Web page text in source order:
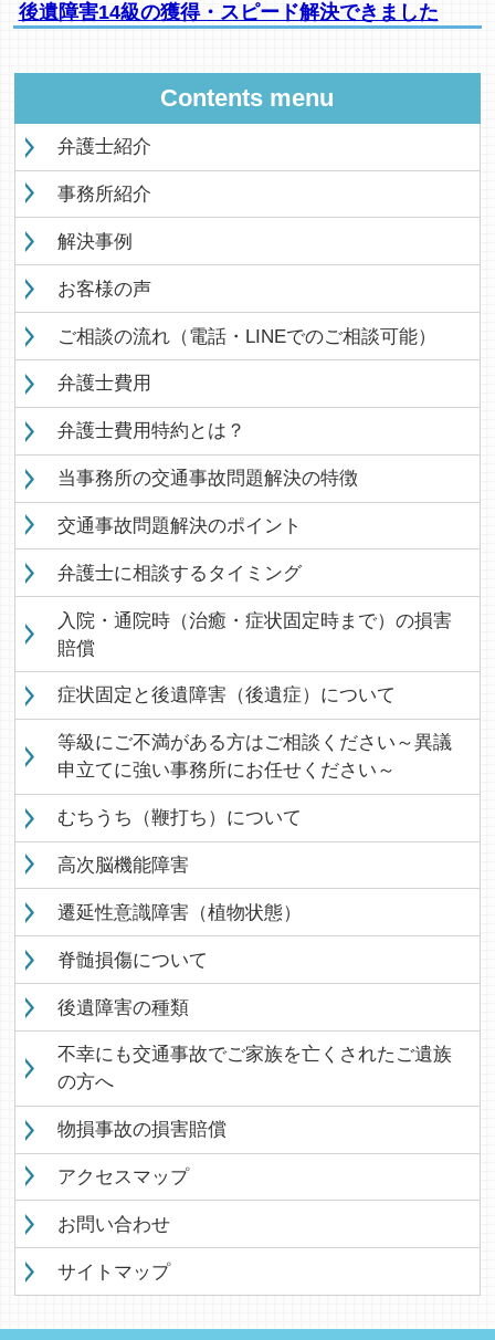
後遺障害14級の獲得・スピード解決できました
Contents menu
弁護士紹介
事務所紹介
解決事例
お客様の声
ご相談の流れ（電話・LINEでのご相談可能）
弁護士費用
弁護士費用特約とは？
当事務所の交通事故問題解決の特徴
交通事故問題解決のポイント
弁護士に相談するタイミング
入院・通院時（治癒・症状固定時まで）の損害
賠償
症状固定と後遺障害（後遺症）について
等級にご不満がある方はご相談ください～異議
申立てに強い事務所にお任せください～
むちうち（鞭打ち）について
高次脳機能障害
遷延性意識障害（植物状態）
脊髄損傷について
後遺障害の種類
不幸にも交通事故でご家族を亡くされたご遺族
の方へ
物損事故の損害賠償
アクセスマップ
お問い合わせ
サイトマップ